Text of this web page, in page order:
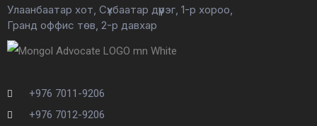
Улаанбаатар хот, Сүхбаатар дүүрэг, 1-р хороо,
Гранд оффис төв, 2-р давхар
+976 7011-9206
+976 7012-9206